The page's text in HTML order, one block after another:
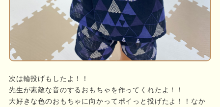
次は輪投げもしたよ！！
先生が素敵な音のするおもちゃを作ってくれたよ！！
大好きな色のおもちゃに向かってポイっと投げたよ！！なか